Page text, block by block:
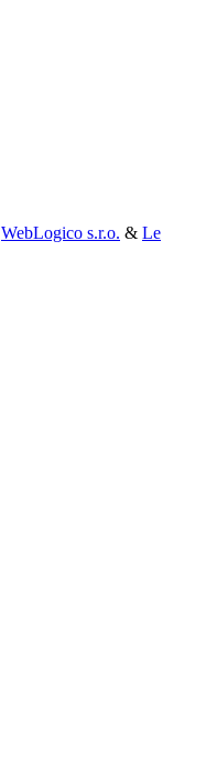
WebLogico s.r.o. & Le